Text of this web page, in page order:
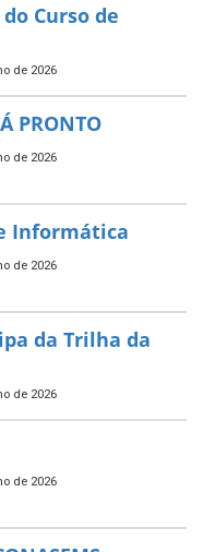
Curso de
de 2026
PRONTO
de 2026
Informática
de 2026
da Trilha da
de 2026
de 2026